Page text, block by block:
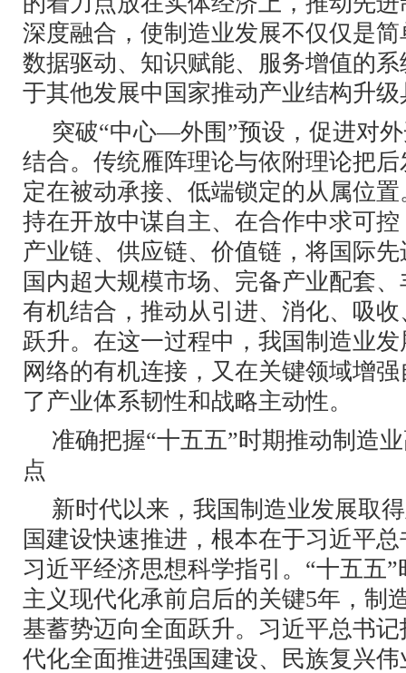
深度融合，使制造业发展不仅仅是
数据驱动、知识赋能、服务增值的
于其他发展中国家推动产业结构升
突破“中心—外围”预设，促进对
结合。传统雁阵理论与依附理论把
定在被动承接、低端锁定的从属位
持在开放中谋自主、在合作中求可
产业链、供应链、价值链，将国际
国内超大规模市场、完备产业配套
有机结合，推动从引进、消化、吸
跃升。在这一过程中，我国制造业
网络的有机连接，又在关键领域增
了产业体系韧性和战略主动性。
准确把握“十五五”时期推动制造
点
新时代以来，我国制造业发展取
国建设快速推进，根本在于习近平
习近平经济思想科学指引。“十五五
主义现代化承前启后的关键5年，制
基蓄势迈向全面跃升。习近平总书
代化全面推进强国建设、民族复兴